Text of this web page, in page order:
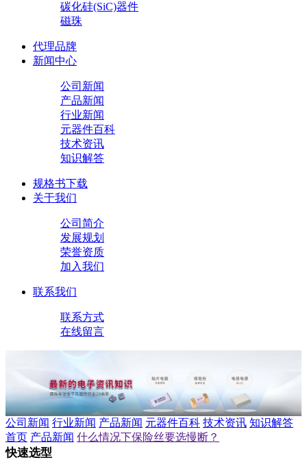
碳化硅(SiC)器件
磁珠
代理品牌
新闻中心
公司新闻
产品新闻
行业新闻
元器件百科
技术资讯
知识解答
规格书下载
关于我们
公司简介
发展规划
荣誉资质
加入我们
联系我们
联系方式
在线留言
公司新闻 行业新闻 产品新闻 元器件百科 技术资讯 知识解答
首页 产品新闻 什么情况下保险丝要选慢断？
快速选型